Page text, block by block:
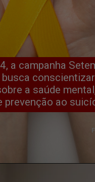
a campanha
a saúde
prevenção ao